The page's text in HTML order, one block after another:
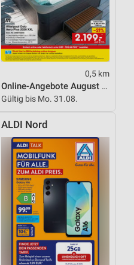
0,5 km
Online-Angebote August 2026
Gültig bis Mo. 31.08.
ALDI Nord